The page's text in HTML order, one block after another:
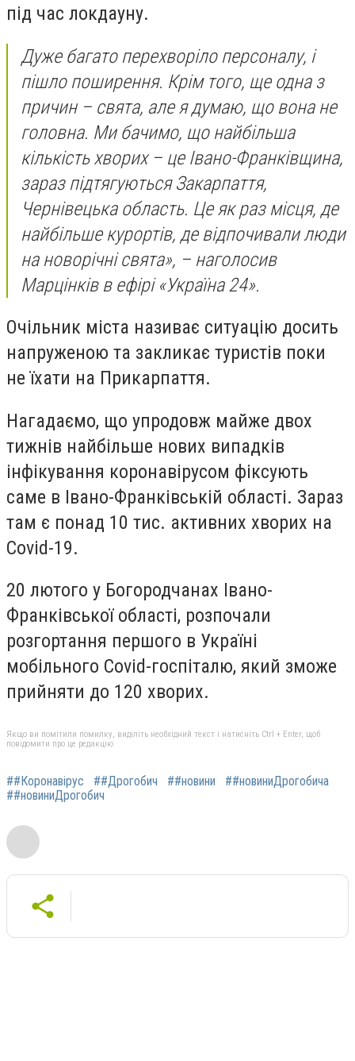
під час локдауну.
Дуже багато перехворіло персоналу, і
пішло поширення. Крім того, ще одна з
причин – свята, але я думаю, що вона не
головна. Ми бачимо, що найбільша
кількість хворих – це Івано-Франківщина,
зараз підтягуються Закарпаття,
Чернівецька область. Це як раз місця, де
найбільше курортів, де відпочивали люди
на новорічні свята», – наголосив
Марцінків в ефірі «Україна 24».
Очільник міста називає ситуацію досить
напруженою та закликає туристів поки
не їхати на Прикарпаття.
Нагадаємо, що упродовж майже двох
тижнів найбільше нових випадків
інфікування коронавірусом фіксують
саме в Івано-Франківській області. Зараз
там є понад 10 тис. активних хворих на
Covid-19.
20 лютого у Богородчанах Івано-
Франківської області, розпочали
розгортання першого в Україні
мобільного Covid-госпіталю, який зможе
прийняти до 120 хворих.
Якщо ви помітили помилку, виділіть необхідний текст і натисніть Ctrl + Enter, щоб
повідомити про це редакцію
##Коронавірус ##Дрогобич ##новини
##новиниДрогобича
##новиниДрогобич